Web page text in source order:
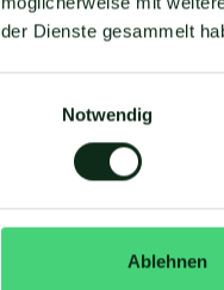
der Dienste gesammelt
Notwendig
Ablehnen